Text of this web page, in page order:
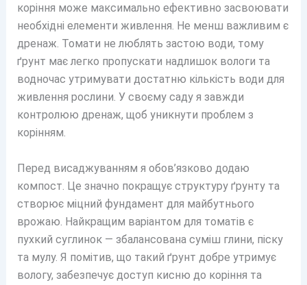
коріння може максимально ефективно засвоювати
необхідні елементи живлення. Не менш важливим є
дренаж. Томати не люблять застою води, тому
ґрунт має легко пропускати надлишок вологи та
водночас утримувати достатню кількість води для
живлення рослини. У своєму саду я завжди
контролюю дренаж, щоб уникнути проблем з
корінням.
Перед висаджуванням я обов’язково додаю
компост. Це значно покращує структуру ґрунту та
створює міцний фундамент для майбутнього
врожаю. Найкращим варіантом для томатів є
пухкий суглинок — збалансована суміш глини, піску
та мулу. Я помітив, що такий ґрунт добре утримує
вологу, забезпечує доступ кисню до коріння та